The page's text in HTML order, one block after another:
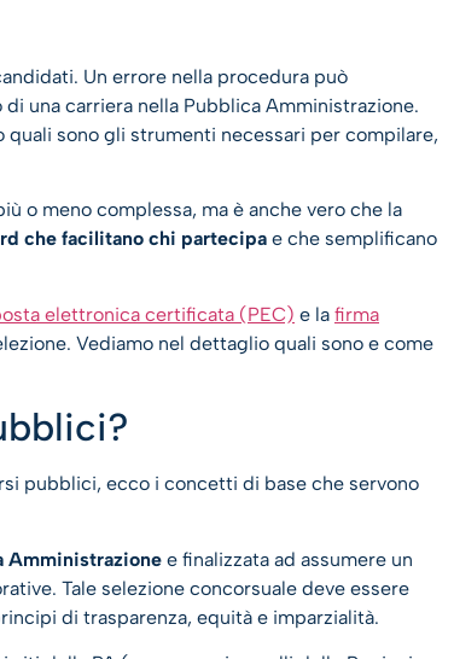
Un errore nella procedura può
una carriera nella Pubblica Amministrazione.
quali sono gli strumenti necessari per compilare,
o meno complessa, ma è anche vero che la
che facilitano chi partecipa e che semplificano
elettronica certificata (PEC) e la firma
Vediamo nel dettaglio quali sono e come
pubblici, ecco i concetti di base che servono
Amministrazione e finalizzata ad assumere un
Tale selezione concorsuale deve essere
di trasparenza, equità e imparzialità.